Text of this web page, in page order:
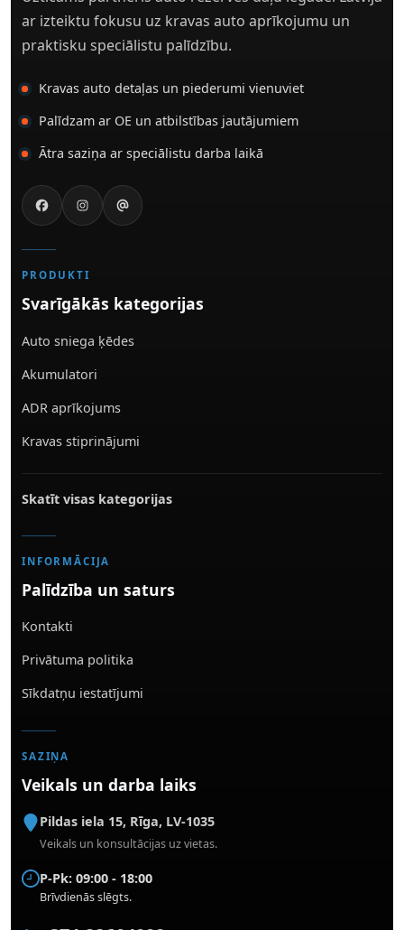
ar izteiktu fokusu uz kravas auto aprīkojumu un
praktisku speciālistu palīdzību.
Kravas auto detaļas un piederumi vienuviet
Palīdzam ar OE un atbilstības jautājumiem
Ātra saziņa ar speciālistu darba laikā
PRODUKTI
Svarīgākās kategorijas
Auto sniega ķēdes
Akumulatori
ADR aprīkojums
Kravas stiprinājumi
Skatīt visas kategorijas
INFORMĀCIJA
Palīdzība un saturs
Kontakti
Privātuma politika
Sīkdatņu iestatījumi
SAZIŅA
Veikals un darba laiks
Pildas iela 15, Rīga, LV-1035
Veikals un konsultācijas uz vietas.
P-Pk: 09:00 - 18:00
Brīvdienās slēgts.